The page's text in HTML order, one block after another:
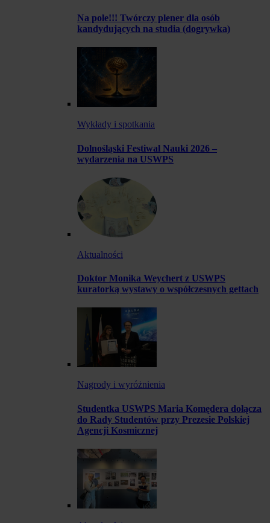
Na pole!!! Twórczy plener dla osób
kandydujących na studia (dogrywka)
Wykłady i spotkania
Dolnośląski Festiwal Nauki 2026 –
wydarzenia na USWPS
Aktualności
Doktor Monika Weychert z USWPS
kuratorką wystawy o współczesnych gettach
Nagrody i wyróżnienia
Studentka USWPS Maria Komędera dołącza
do Rady Studentów przy Prezesie Polskiej
Agencji Kosmicznej